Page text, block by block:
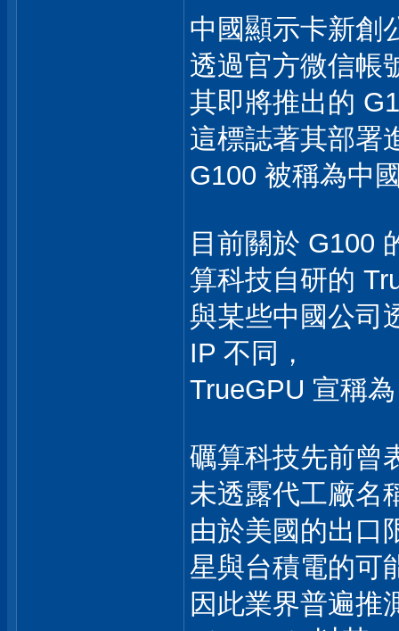
中國顯示卡新創
透過官方微信帳
其即將推出的
這標誌著其部署
G100 被稱為中
目前關於 G100
算科技自研的
與某些中國公司
IP 不同，
TrueGPU 宣稱
礪算科技先前曾
未透露代工廠名
由於美國的出口
星與台積電的可
因此業界普遍推